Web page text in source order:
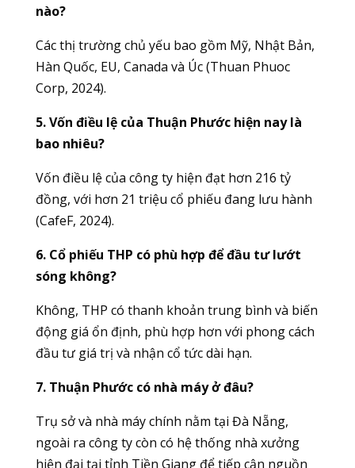
nào?
Các thị trường chủ yếu bao gồm Mỹ, Nhật Bản,
Hàn Quốc, EU, Canada và Úc (Thuan Phuoc
Corp, 2024).
5. Vốn điều lệ của Thuận Phước hiện nay là
bao nhiêu?
Vốn điều lệ của công ty hiện đạt hơn 216 tỷ
đồng, với hơn 21 triệu cổ phiếu đang lưu hành
(CafeF, 2024).
6. Cổ phiếu THP có phù hợp để đầu tư lướt
sóng không?
Không, THP có thanh khoản trung bình và biến
động giá ổn định, phù hợp hơn với phong cách
đầu tư giá trị và nhận cổ tức dài hạn.
7. Thuận Phước có nhà máy ở đâu?
Trụ sở và nhà máy chính nằm tại Đà Nẵng,
ngoài ra công ty còn có hệ thống nhà xưởng
hiện đại tại tỉnh Tiền Giang để tiếp cận nguồn